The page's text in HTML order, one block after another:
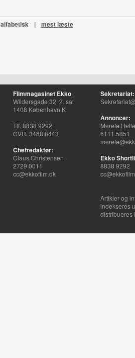
alfabetisk | mest læste
Filmmagasinet Ekko
Wildersgade 32, 2. sal
1408 København K
Tlf. 8838 9292
CVR. 3468 8443
Chefredaktør:
Claus Christensen
2729 0011
cc@ekkofilm.dk
Sekretariat:
Annoncer:
Merete
6111 5851
Ekko
8838 9292
Artikler og
indekseres
distribueres